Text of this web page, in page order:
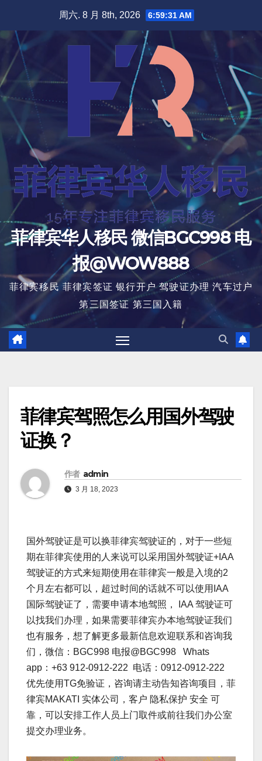
周六. 8 月 8th, 2026 6:59:32 AM
菲律宾华人移民 微信BGC998 电
报@WOW888
菲律宾移民 菲律宾签证 银行开户 驾驶证办理 汽车过户
第三国签证 第三国入籍
菲律宾驾照怎么用国外驾驶
证换？
作者 admin
3 月 18, 2023
国外驾驶证是可以换菲律宾驾驶证的，对于一些短
期在菲律宾使用的人来说可以采用国外驾驶证+IAA
驾驶证的方式来短期使用在菲律宾一般是入境的2
个月左右都可以，超过时间的话就不可以使用IAA
国际驾驶证了，需要申请本地驾照， IAA 驾驶证可
以找我们办理，如果需要菲律宾办本地驾驶证我们
也有服务，想了解更多最新信息欢迎联系和咨询我
们，微信：BGC998 电报@BGC998 Whats
app：+63 912-0912-222 电话：0912-0912-222
优先使用TG免验证，咨询请主动告知咨询项目，菲
律宾MAKATI 实体公司，客户 隐私保护 安全 可
靠，可以安排工作人员上门取件或前往我们办公室
提交办理业务。